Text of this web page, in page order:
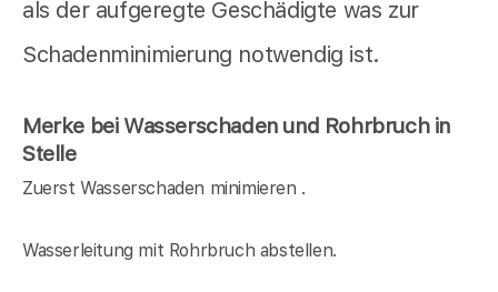
als der aufgeregte Geschädigte was zur
Schadenminimierung notwendig ist.
Merke bei Wasserschaden und Rohrbruch in
Stelle
Zuerst Wasserschaden minimieren .
Wasserleitung mit Rohrbruch abstellen.